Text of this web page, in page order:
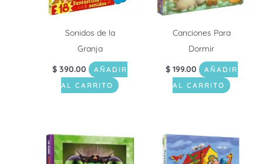
Sonidos de la
Granja
$ 390.00
AÑADIR
AL CARRITO
Canciones Para
Dormir
$199.00
AÑADIR
AL CARRITO